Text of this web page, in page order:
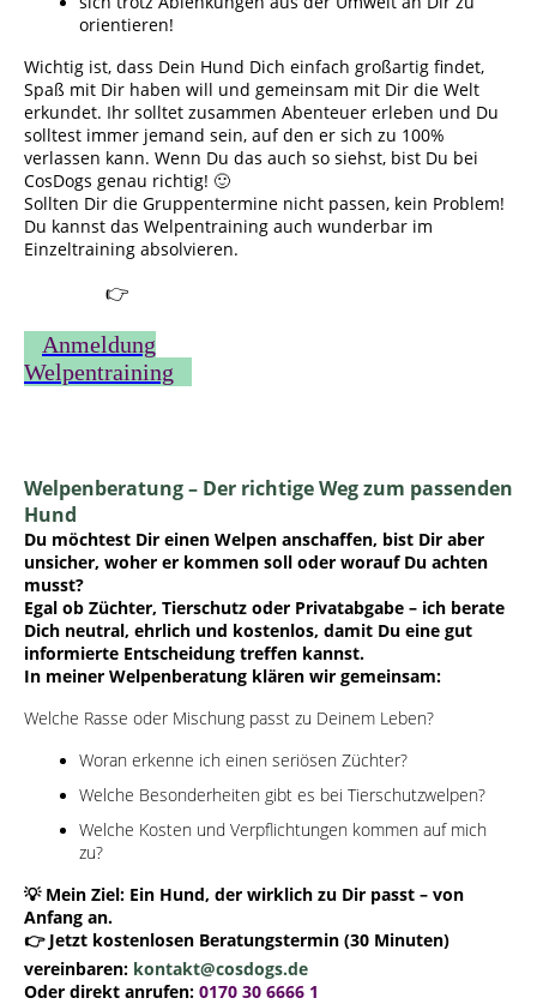
orientieren!
Wichtig ist, dass Dein Hund Dich einfach großartig findet,
Spaß mit Dir haben will und gemeinsam mit Dir die Welt
erkundet. Ihr solltet zusammen Abenteuer erleben und Du
solltest immer jemand sein, auf den er sich zu 100%
verlassen kann. Wenn Du das auch so siehst, bist Du bei
CosDogs genau richtig! 🙂
Sollten Dir die Gruppentermine nicht passen, kein Problem!
Du kannst das Welpentraining auch wunderbar im
Einzeltraining absolvieren.
👉
Anmeldung
Welpentraining
Welpenberatung – Der richtige Weg zum passenden
Hund
Du möchtest Dir einen Welpen anschaffen, bist Dir aber
unsicher, woher er kommen soll oder worauf Du achten
musst?
Egal ob Züchter, Tierschutz oder Privatabgabe – ich berate
Dich neutral, ehrlich und kostenlos, damit Du eine gut
informierte Entscheidung treffen kannst.
In meiner Welpenberatung klären wir gemeinsam:
Welche Rasse oder Mischung passt zu Deinem Leben?
Woran erkenne ich einen seriösen Züchter?
Welche Besonderheiten gibt es bei Tierschutzwelpen?
Welche Kosten und Verpflichtungen kommen auf mich
zu?
💡 Mein Ziel: Ein Hund, der wirklich zu Dir passt – von
Anfang an.
👉 Jetzt kostenlosen Beratungstermin (30 Minuten)
vereinbaren: kontakt@cosdogs.de
Oder direkt anrufen: 0170 30 6666 1